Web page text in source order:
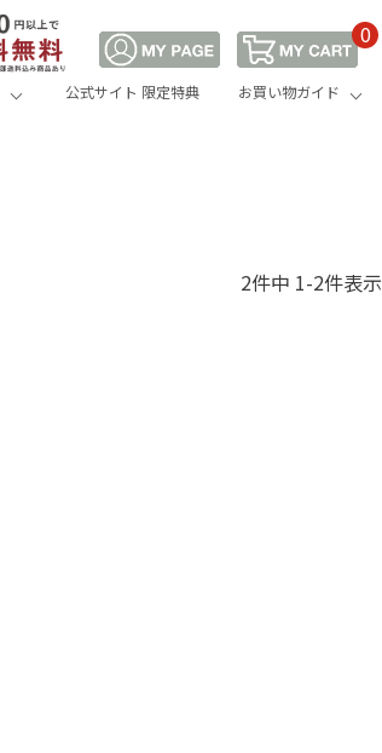
0
公式サイト 限定特典 お買い物ガイド
2件中 1-2件表示